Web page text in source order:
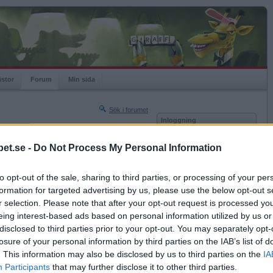
- Do Not Process My Personal Information
opt-out of the sale, sharing to third parties, or processing of your
for targeted advertising by us, please use the below opt-out
selection. Please note that after your opt-out request is processed
interest-based ads based on personal information utilized by us
to third parties prior to your opt-out. You may separately
of your personal information by third parties on the IAB’s list of
This information may also be disclosed by us to third parties on the
Participants that may further disclose it to other third parties.
Forum Min sida
Sök i forumet
Nästa sida »
2022-03-16 09:30
Inloggning
Kom ihåg mig
Glömt ditt lösenord?
Få ny aktiveringslänk
Betapet är gratis!